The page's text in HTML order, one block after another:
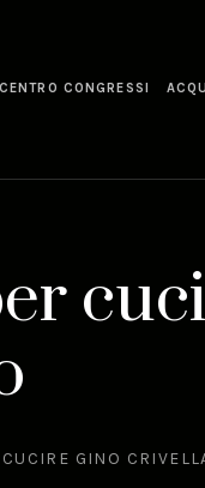
CENTRO CONGRESSI
GINO